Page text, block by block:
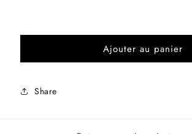
Ajouter au panier
Share